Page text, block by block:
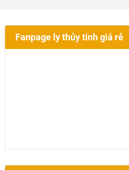
Fanpage ly thủy tinh giá rẻ